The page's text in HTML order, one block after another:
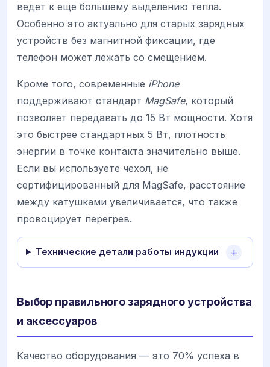
ведет к еще большему выделению тепла.
Особенно это актуально для старых зарядных
устройств без магнитной фиксации, где
телефон может лежать со смещением.
Кроме того, современные iPhone
поддерживают стандарт MagSafe, который
позволяет передавать до 15 Вт мощности. Хотя
это быстрее стандартных 5 Вт, плотность
энергии в точке контакта значительно выше.
Если вы используете чехол, не
сертифицированный для MagSafe, расстояние
между катушками увеличивается, что также
провоцирует перегрев.
Технические детали работы индукции
Выбор правильного зарядного устройства
и аксессуаров
Качество оборудования — это 70% успеха в